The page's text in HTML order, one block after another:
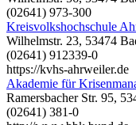
(02641) 973-300
Kreisvolkshochschule
Wilhelmstr. 23, 53474
(02641) 912339-0
https://kvhs-ahrweiler.de
Akademie für
Ramersbacher Str. 95,
(02641) 381-0